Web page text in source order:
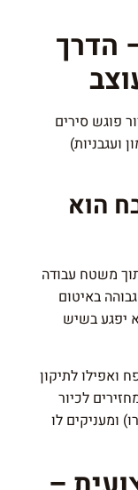
הדרך
פוגש סירים
ועגבניות)
הוא
משטח עבודה
באיטום
יפגע בשיש
ואפילו לתיקון
לכיור
ומעניקים לו